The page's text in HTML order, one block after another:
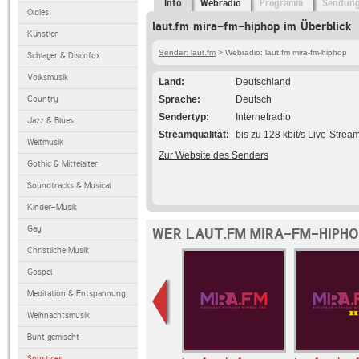
Oldies
Künstler
Schlager & Discofox
Volksmusik
Country
Jazz & Blues
Weltmusik
Gothic & Mittelalter
Soundtracks & Musical
Kinder-Musik
Gay
Christliche Musik
Gospel
Meditation & Entspannung
Weihnachtsmusik
Bunt gemischt
Info Webradio Programm
laut.fm mira-fm-hiphop im Überblick
Sender: laut.fm > Webradio: laut.fm mira-fm-hiphop
Land
Deutschland
Sprache
Deutsch
Sendertyp
Internetradio
Streamqualität
bis zu 128 kbit/s Live-
Zur Website des Senders
WER LAUT.FM MIRA-FM-